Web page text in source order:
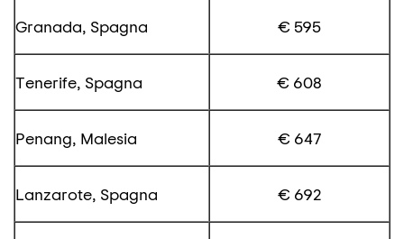
Granada, Spagna € 595
Tenerife, Spagna € 608
Penang, Malesia € 647
Lanzarote, Spagna € 692